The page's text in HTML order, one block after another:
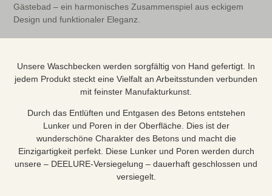
Gästebad – ein harmonisches Zusammenspiel aus eckigem
Design und funktionaler Eleganz.
Unsere Waschbecken werden sorgfältig von Hand gefertigt. In
jedem Produkt steckt eine Vielfalt an Arbeitsstunden verbunden
mit feinster Manufakturkunst.
Durch das Entlüften und Entgasen des Betons entstehen
Lunker und Poren in der Oberfläche. Dies ist der
wunderschöne Charakter des Betons und macht die
Einzigartigkeit perfekt. Diese Lunker und Poren werden durch
unsere – DEELURE-Versiegelung – dauerhaft geschlossen und
versiegelt.